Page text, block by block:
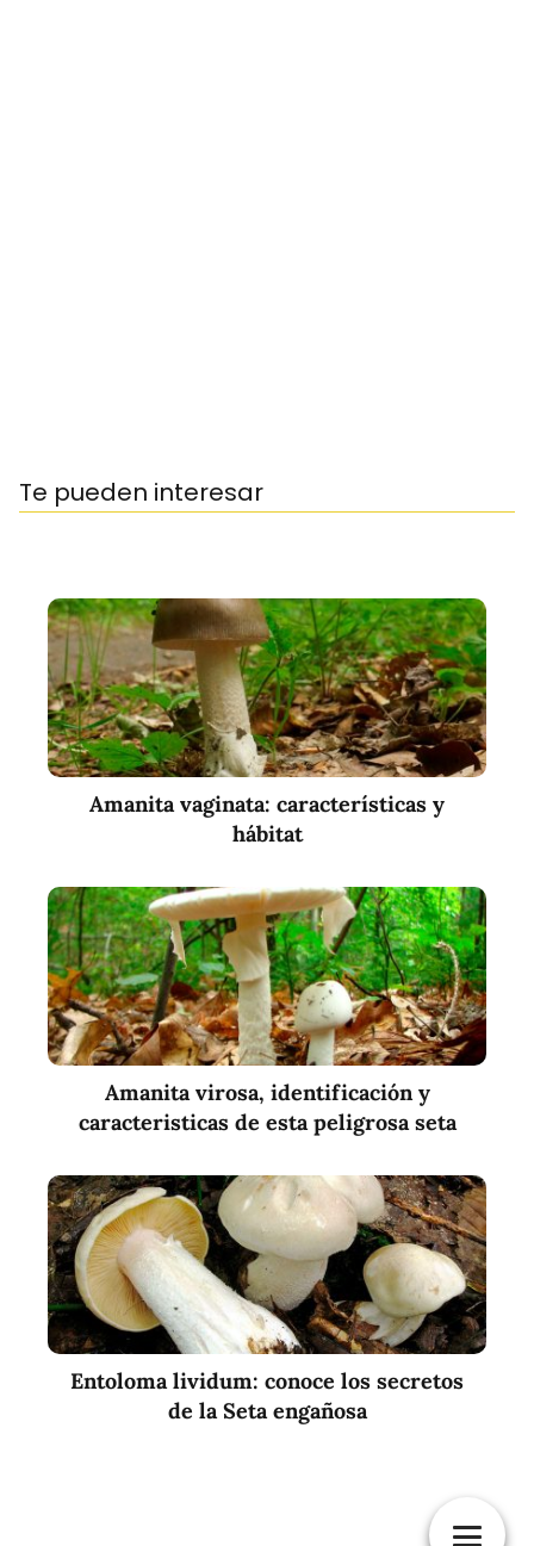
Te pueden interesar
Amanita vaginata: características y
hábitat
Amanita virosa, identificación y
caracteristicas de esta peligrosa seta
Entoloma lividum: conoce los secretos
de la Seta engañosa